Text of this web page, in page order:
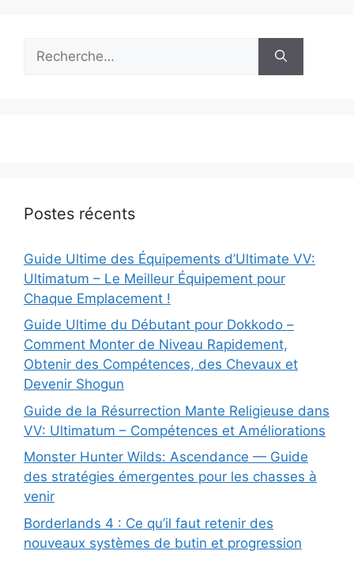
Postes récents
Guide Ultime des Équipements d’Ultimate VV:
Ultimatum – Le Meilleur Équipement pour
Chaque Emplacement !
Guide Ultime du Débutant pour Dokkodo –
Comment Monter de Niveau Rapidement,
Obtenir des Compétences, des Chevaux et
Devenir Shogun
Guide de la Résurrection Mante Religieuse dans
VV: Ultimatum – Compétences et Améliorations
Monster Hunter Wilds: Ascendance — Guide
des stratégies émergentes pour les chasses à
venir
Borderlands 4 : Ce qu’il faut retenir des
nouveaux systèmes de butin et progression